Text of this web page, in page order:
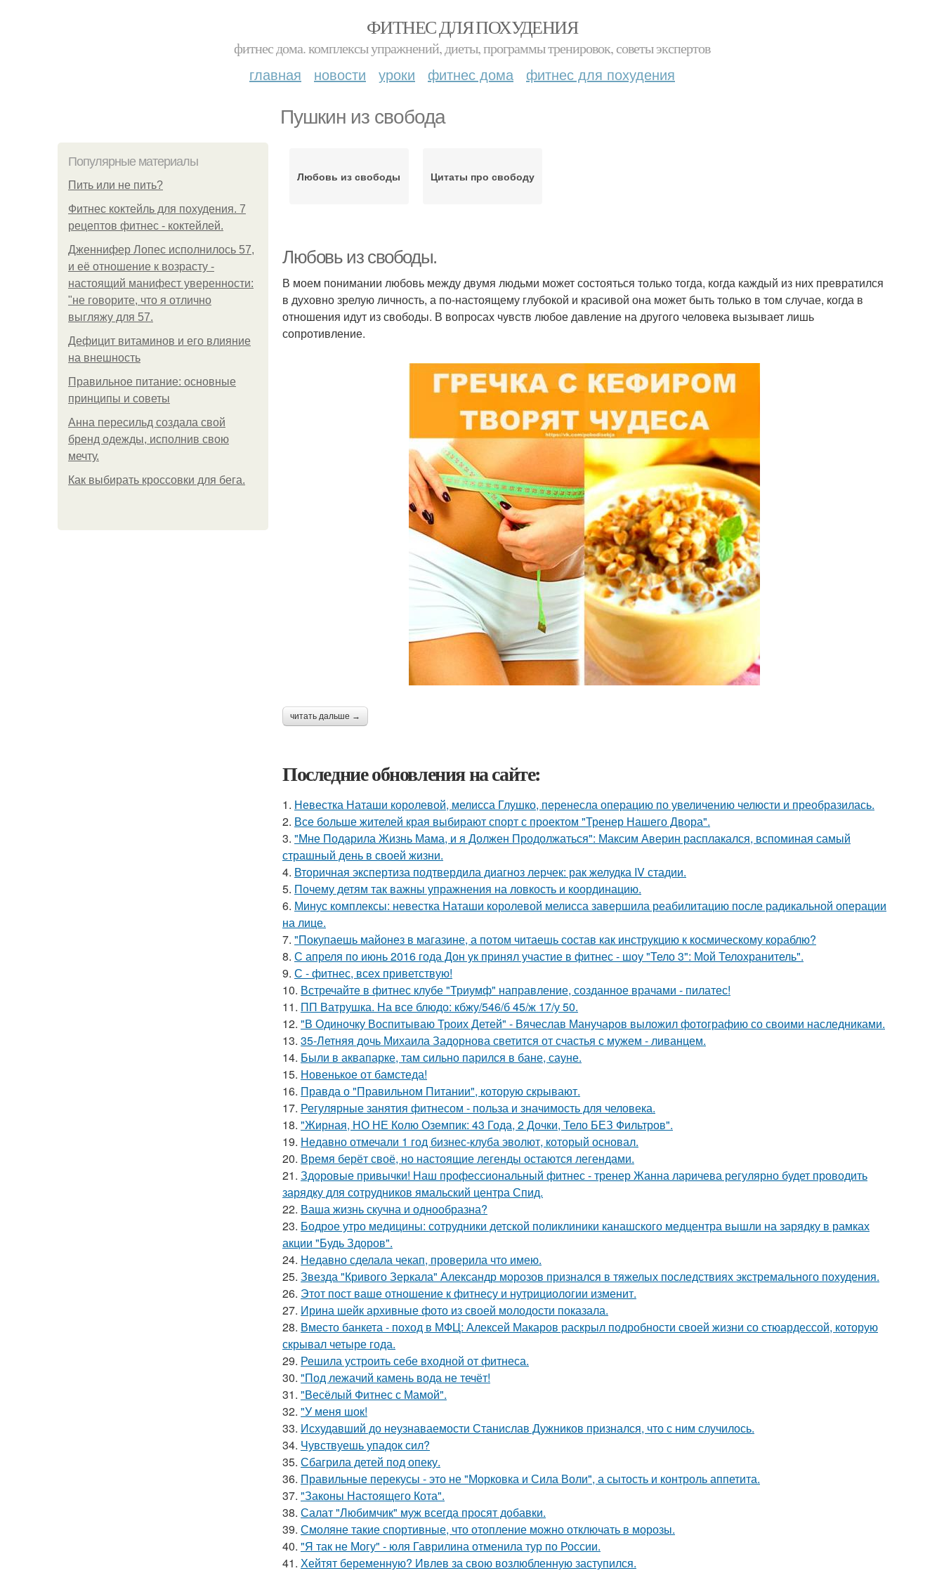
ФИТНЕС ДЛЯ ПОХУДЕНИЯ
фитнес дома. комплексы упражнений, диеты, программы тренировок, советы экспертов
главная новости уроки фитнес дома фитнес для похудения
Пушкин из свобода
Популярные материалы
Пить или не пить?
Фитнес коктейль для похудения. 7
рецептов фитнес - коктейлей.
Дженнифер Лопес исполнилось 57,
и её отношение к возрасту -
настоящий манифест уверенности:
"не говорите, что я отлично
выгляжу для 57.
Дефицит витаминов и его влияние
на внешность
Правильное питание: основные
принципы и советы
Анна пересильд создала свой
бренд одежды, исполнив свою
мечту.
Как выбирать кроссовки для бега.
Любовь из свободы Цитаты про свободу
Любовь из свободы.
В моем понимании любовь между двумя людьми может состояться только тогда, когда каждый из них превратился
в духовно зрелую личность, а по-настоящему глубокой и красивой она может быть только в том случае, когда в
отношения идут из свободы. В вопросах чувств любое давление на другого человека вызывает лишь
сопротивление.
читать дальше →
Последние обновления на сайте:
1. Невестка Наташи королевой, мелисса Глушко, перенесла операцию по увеличению челюсти и преобразилась.
2. Все больше жителей края выбирают спорт с проектом "Тренер Нашего Двора".
3. "Мне Подарила Жизнь Мама, и я Должен Продолжаться": Максим Аверин расплакался, вспоминая самый
страшный день в своей жизни.
4. Вторичная экспертиза подтвердила диагноз лерчек: рак желудка IV стадии.
5. Почему детям так важны упражнения на ловкость и координацию.
6. Минус комплексы: невестка Наташи королевой мелисса завершила реабилитацию после радикальной операции
на лице.
7. "Покупаешь майонез в магазине, а потом читаешь состав как инструкцию к космическому кораблю?
8. С апреля по июнь 2016 года Дон ук принял участие в фитнес - шоу "Тело 3": Мой Телохранитель".
9. С - фитнес, всех приветствую!
10. Встречайте в фитнес клубе "Триумф" направление, созданное врачами - пилатес!
11. ПП Ватрушка. На все блюдо: кбжу/546/б 45/ж 17/у 50.
12. "В Одиночку Воспитываю Троих Детей" - Вячеслав Манучаров выложил фотографию со своими наследниками.
13. 35-Летняя дочь Михаила Задорнова светится от счастья с мужем - ливанцем.
14. Были в аквапарке, там сильно парился в бане, сауне.
15. Новенькое от бамстеда!
16. Правда о "Правильном Питании", которую скрывают.
17. Регулярные занятия фитнесом - польза и значимость для человека.
18. "Жирная, НО НЕ Колю Оземпик: 43 Года, 2 Дочки, Тело БЕЗ Фильтров".
19. Недавно отмечали 1 год бизнес-клуба эволют, который основал.
20. Время берёт своё, но настоящие легенды остаются легендами.
21. Здоровые привычки! Наш профессиональный фитнес - тренер Жанна ларичева регулярно будет проводить
зарядку для сотрудников ямальский центра Спид.
22. Ваша жизнь скучна и однообразна?
23. Бодрое утро медицины: сотрудники детской поликлиники канашского медцентра вышли на зарядку в рамках
акции "Будь Здоров".
24. Недавно сделала чекап, проверила что имею.
25. Звезда "Кривого Зеркала" Александр морозов признался в тяжелых последствиях экстремального похудения.
26. Этот пост ваше отношение к фитнесу и нутрициологии изменит.
27. Ирина шейк архивные фото из своей молодости показала.
28. Вместо банкета - поход в МФЦ: Алексей Макаров раскрыл подробности своей жизни со стюардессой, которую
скрывал четыре года.
29. Решила устроить себе входной от фитнеса.
30. "Под лежачий камень вода не течёт!
31. "Весёлый Фитнес с Мамой".
32. "У меня шок!
33. Исхудавший до неузнаваемости Станислав Дужников признался, что с ним случилось.
34. Чувствуешь упадок сил?
35. Сбагрила детей под опеку.
36. Правильные перекусы - это не "Морковка и Сила Воли", а сытость и контроль аппетита.
37. "Законы Настоящего Кота".
38. Салат "Любимчик" муж всегда просят добавки.
39. Смоляне такие спортивные, что отопление можно отключать в морозы.
40. "Я так не Могу" - юля Гаврилина отменила тур по России.
41. Хейтят беременную? Ивлев за свою возлюбленную заступился.